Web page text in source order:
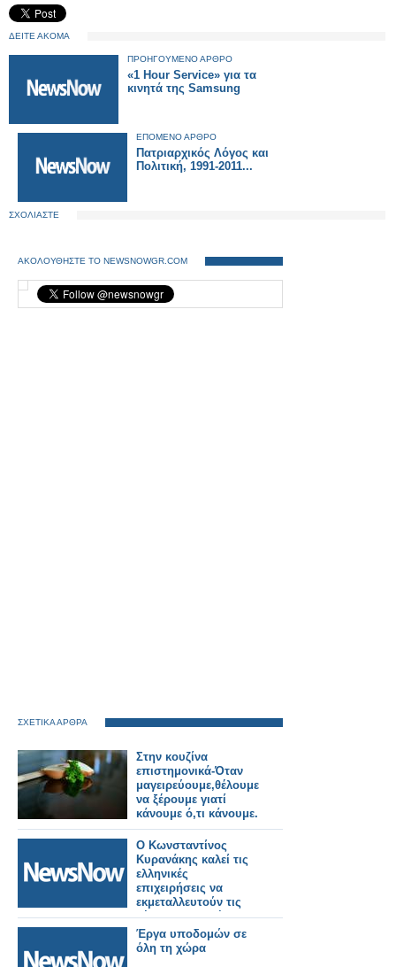
ΔΕΙΤΕ ΑΚΟΜΑ
ΠΡΟΗΓΟΥΜΕΝΟ ΑΡΘΡΟ
«1 Hour Service» για τα
κινητά της Samsung
ΕΠΟΜΕΝΟ ΑΡΘΡΟ
Πατριαρχικός Λόγος και
Πολιτική, 1991-2011...
ΣΧΟΛΙΑΣΤΕ
ΑΚΟΛΟΥΘΗΣΤΕ ΤΟ NEWSNOWGR.COM
ΣΧΕΤΙΚΑ ΑΡΘΡΑ
Στην κουζίνα
επιστημονικά-Όταν
μαγειρεύουμε,θέλουμε
να ξέρουμε γιατί
κάνουμε ό,τι κάνουμε.
Ο Κωνσταντίνος
Κυρανάκης καλεί τις
ελληνικές
επιχειρήσεις να
εκμεταλλευτούν τις
νέες προοπτικές και
να
δραστηριοποιηθούν
στην κατασκευή
Έργα υποδομών σε
όλη τη χώρα